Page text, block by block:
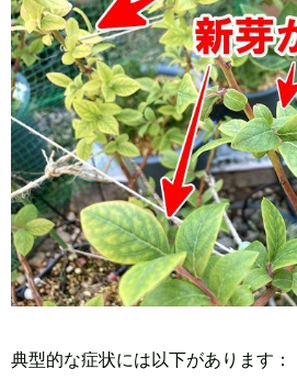
典型的な症状には以下があります：